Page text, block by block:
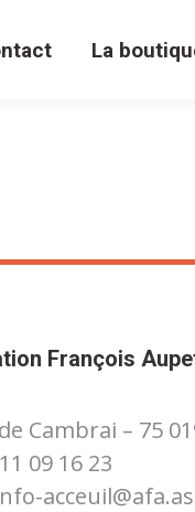
La
François
Cambrai – 75
09 16 23